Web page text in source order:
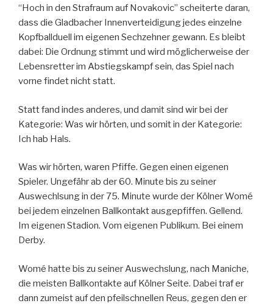
“Hoch in den Strafraum auf Novakovic” scheiterte daran,
dass die Gladbacher Innenverteidigung jedes einzelne
Kopfballduell im eigenen Sechzehner gewann. Es bleibt
dabei: Die Ordnung stimmt und wird möglicherweise der
Lebensretter im Abstiegskampf sein, das Spiel nach
vorne findet nicht statt.
Statt fand indes anderes, und damit sind wir bei der
Kategorie: Was wir hörten, und somit in der Kategorie:
Ich hab Hals.
Was wir hörten, waren Pfiffe. Gegen einen eigenen
Spieler. Ungefähr ab der 60. Minute bis zu seiner
Auswechlsung in der 75. Minute wurde der Kölner Womé
bei jedem einzelnen Ballkontakt ausgepfiffen. Gellend.
Im eigenen Stadion. Vom eigenen Publikum. Bei einem
Derby.
Womé hatte bis zu seiner Auswechslung, nach Maniche,
die meisten Ballkontakte auf Kölner Seite. Dabei traf er
dann zumeist auf den pfeilschnellen Reus, gegen den er